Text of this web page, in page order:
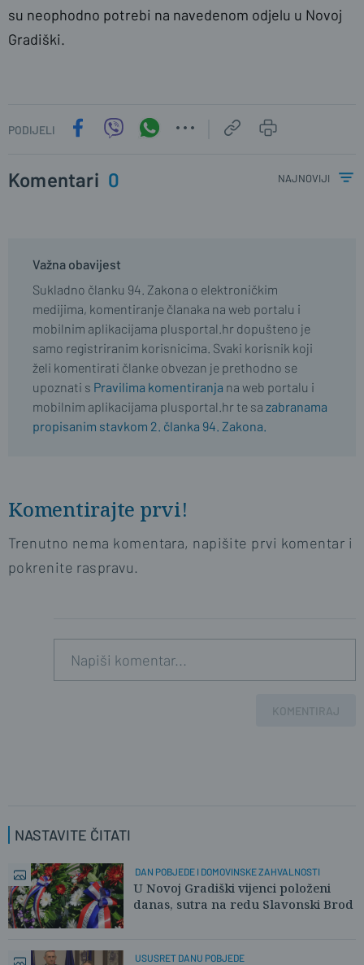
su neophodno potrebi na navedenom odjelu u Novoj
Gradiški.
PODIJELI
Komentari 0 najnoviji
Važna obavijest
Sukladno članku 94. Zakona o elektroničkim
medijima, komentiranje članaka na web portalu i
mobilnim aplikacijama plusportal.hr dopušteno je
samo registriranim korisnicima. Svaki korisnik koji
želi komentirati članke obvezan je prethodno se
upoznati s Pravilima komentiranja na web portalu i
mobilnim aplikacijama plusportal.hr te sa zabranama
propisanim stavkom 2. članka 94. Zakona.
Komentirajte prvi!
Trenutno nema komentara, napišite prvi komentar i
pokrenite raspravu.
KOMENTIRAJ
NASTAVITE ČITATI
DAN POBJEDE I DOMOVINSKE ZAHVALNOSTI
U Novoj Gradiški vijenci položeni
danas, sutra na redu Slavonski Brod
USUSRET DANU POBJEDE